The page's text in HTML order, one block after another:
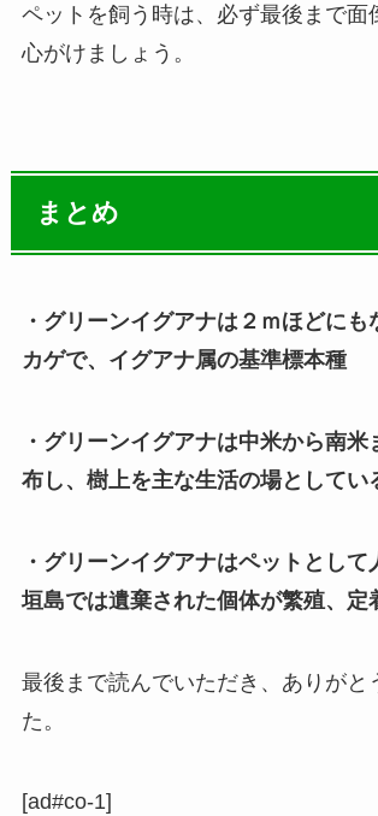
ペットを飼う時は、必ず最後まで面
心がけましょう。
まとめ
・グリーンイグアナは２ｍほどにも
カゲで、イグアナ属の基準標本種
・グリーンイグアナは中米から南米
布し、樹上を主な生活の場としてい
・グリーンイグアナはペットとして
垣島では遺棄された個体が繁殖、定
最後まで読んでいただき、ありがと
た。
[ad#co-1]